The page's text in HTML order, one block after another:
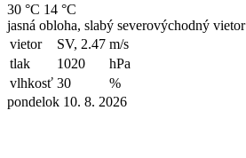
30 °C 14 °C
jasná obloha, slabý severovýchodný vietor
vietor
SV, 2.47 m/s
tlak
1020
hPa
vlhkosť 30
%
pondelok 10. 8. 2026